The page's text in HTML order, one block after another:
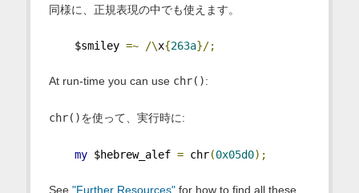
同様に、正規表現の中でも使えます。
$smiley =~ /\x{263a}/;
At run-time you can use chr():
chr()を使って、実行時に:
my $hebrew_alef = chr(0x05d0);
See "Further Resources"for how to find all these